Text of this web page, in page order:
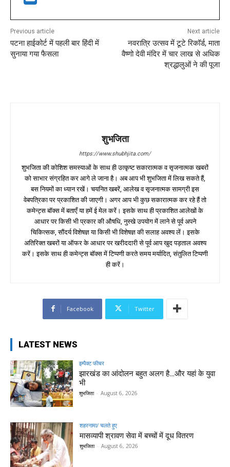
Previous article
पटना हाईकोर्ट में पहली बार हिंदी में
सुनाया गया फैसला
Next article
नवरात्रि उत्सव में टूटे रिकॉर्ड, माता
वैष्णो देवी मंदिर में चार लाख से अधिक
श्रद्धालुओं ने की पूजा
शुभजिता
https://www.shubhjita.com/
शुभजिता की कोशिश समस्याओं के साथ ही उत्कृष्ट सकारात्मक व सृजनात्मक खबरों
को साभार संग्रहित कर आगे ले जाना है। अब आप भी शुभजिता में लिख सकते हैं,
बस नियमों का ध्यान रखें। चयनित खबरें, आलेख व सृजनात्मक सामग्री इस
वेबपत्रिका पर प्रकाशित की जाएगी। अगर आप भी कुछ सकारात्मक कर रहे हैं तो
कमेन्ट्स बॉक्स में बताएँ या हमें ई मेल करें। इसके साथ ही प्रकाशित आलेखों के
आधार पर किसी भी प्रकार की औषधि, नुस्खे उपयोग में लाने से पूर्व अपने
चिकित्सक, सौंदर्य विशेषज्ञ या किसी भी विशेषज्ञ की सलाह अवश्य लें। इसके
अतिरिक्त खबरों या ऑफर के आधार पर खरीददारी से पूर्व आप खुद पड़ताल अवश्य
करें। इसके साथ ही कमेन्ट्स बॉक्स में टिप्पणी करते समय मर्यादित, संतुलित टिप्पणी
ही करें।
Facebook Twitter
LATEST NEWS
इम्पैक्ट फीचर
झारखंड का आंदोलन बहुत अलग है…और यहां के युवा
भी
शुभजिता - August 6, 2026
शहरनामा/ चलते हुए
मासव्यापी श्रावण सेवा में बच्चों में दूध वितरण
शुभजिता - August 6, 2026